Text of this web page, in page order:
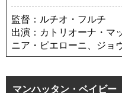
監督：ルチオ・フルチ
出演：カトリオーナ・マ
ニア・ピエローニ、ジョ
マンハッタン・ベイビー